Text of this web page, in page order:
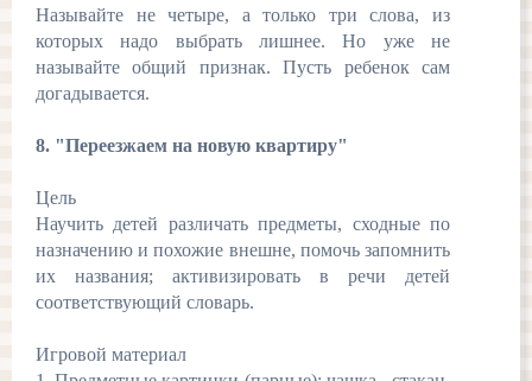
Называйте не четыре, а только три слова, из
которых надо выбрать лишнее. Но уже не
называйте общий признак. Пусть ребенок сам
догадывается.
8. "Переезжаем на новую квартиру"
Цель
Научить детей различать предметы, сходные по
назначению и похожие внешне, помочь запомнить
их названия; активизировать в речи детей
соответствующий словарь.
Игровой материал